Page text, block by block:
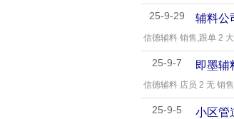
25-9-29 辅料公
信德辅料 销售,跟单 2
25-9-7 即墨辅
信德辅料 店员 2 无 销
25-9-5 小区管